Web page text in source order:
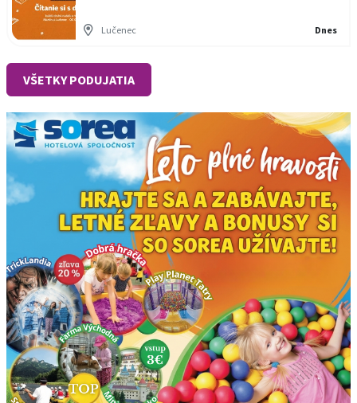
Lučenec Dnes
VŠETKY PODUJATIA